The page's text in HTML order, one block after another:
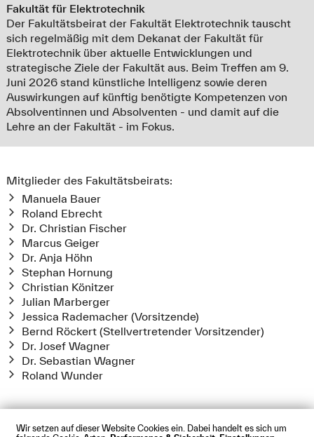
Wir setzen auf dieser Website Cookies ein. Dabei handelt es sich um
Fakultät für Elektrotechnik
Der Fakultätsbeirat der Fakultät Elektrotechnik tauscht
sich regelmäßig mit dem Dekanat der Fakultät für
Elektrotechnik über aktuelle Entwicklungen und
strategische Ziele der Fakultät aus. Beim Treffen am 9.
Juni 2026 stand künstliche Intelligenz sowie deren
Auswirkungen auf künftig benötigte Kompetenzen von
Absolventinnen und Absolventen - und damit auf die
Lehre an der Fakultät - im Fokus.
Mitglieder des Fakultätsbeirats:
Manuela Bauer
Roland Ebrecht
Dr. Christian Fischer
Marcus Geiger
Dr. Anja Höhn
Stephan Hornung
Christian Könitzer
Julian Marberger
Jessica Rademacher (Vorsitzende)
Bernd Röckert (Stellvertretender Vorsitzender)
Dr. Josef Wagner
Dr. Sebastian Wagner
Roland Wunder